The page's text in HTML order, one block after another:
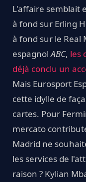
L'affaire semblait
à fond sur Erling
à fond sur le Real
espagnolABC, les
déjà conclu un
Mais Eurosport
cette idylle de
cartes. Pour
mercato
Madrid ne
les services de
raison ? Kylian